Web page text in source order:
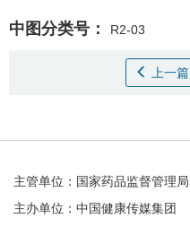
中图分类号： R2-03
上一篇
主管单位：国家药品监督管理局
主办单位：中国健康传媒集团